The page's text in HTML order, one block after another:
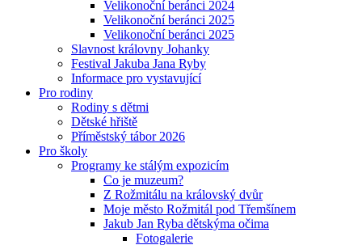
Velikonoční beránci 2024
Velikonoční beránci 2025
Velikonoční beránci 2025
Slavnost královny Johanky
Festival Jakuba Jana Ryby
Informace pro vystavující
Pro rodiny
Rodiny s dětmi
Dětské hřiště
Příměstský tábor 2026
Pro školy
Programy ke stálým expozicím
Co je muzeum?
Z Rožmitálu na královský dvůr
Moje město Rožmitál pod Třemšínem
Jakub Jan Ryba dětskýma očima
Fotogalerie